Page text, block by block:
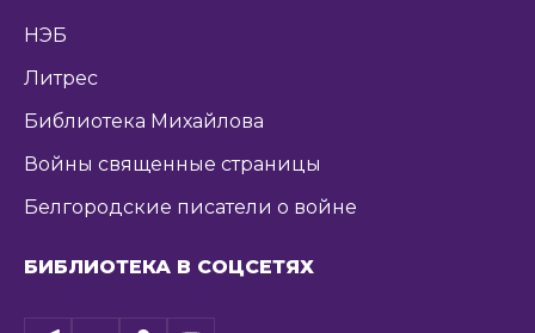
НЭБ
Литрес
Библиотека Михайлова
Войны священные страницы
Белгородские писатели о войне
БИБЛИОТЕКА В СОЦСЕТЯХ